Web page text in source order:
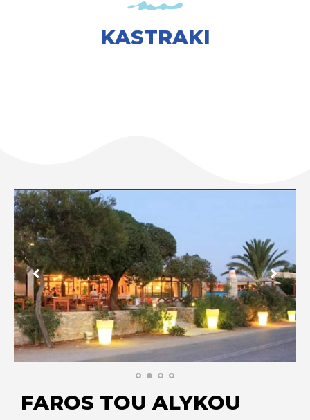
KASTRAKI
FAROS TOU ALYKOU